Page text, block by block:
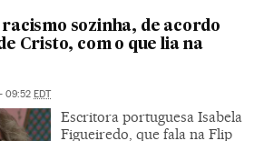
sozinha, de acordo
Cristo, com o que lia na
09:52 EDT
Escritora portuguesa Isabela
Figueiredo, que fala na Flip